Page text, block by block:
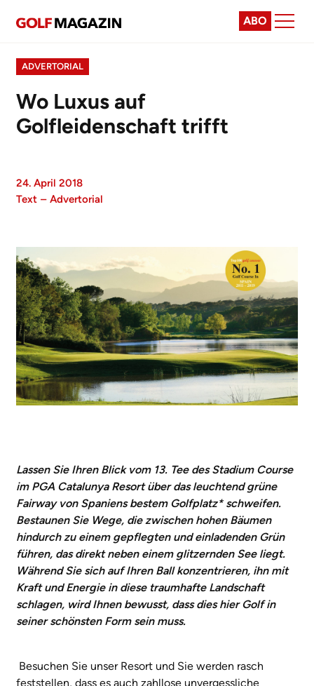
ABO
ADVERTORIAL
Wo Luxus auf
Golfleidenschaft trifft
24. April 2018
Text – Advertorial
Lassen Sie Ihren Blick vom 13. Tee des Stadium Course
im PGA Catalunya Resort über das leuchtend grüne
Fairway von Spaniens bestem Golfplatz* schweifen.
Bestaunen Sie Wege, die zwischen hohen Bäumen
hindurch zu einem gepflegten und einladenden Grün
führen, das direkt neben einem glitzernden See liegt.
Während Sie sich auf Ihren Ball konzentrieren, ihn mit
Kraft und Energie in diese traumhafte Landschaft
schlagen, wird Ihnen bewusst, dass dies hier Golf in
seiner schönsten Form sein muss.
Besuchen Sie unser Resort und Sie werden rasch
feststellen, dass es auch zahllose unvergessliche